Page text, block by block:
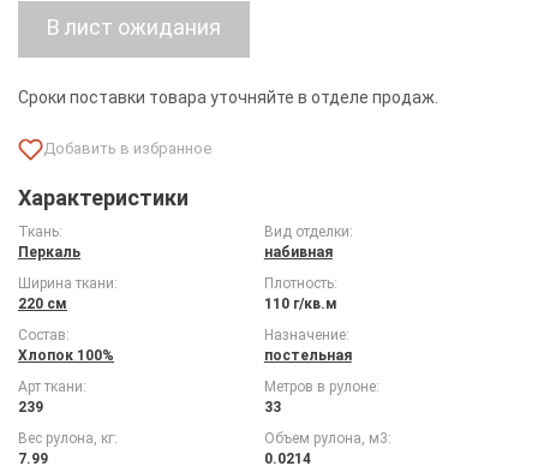
Сроки поставки товара уточняйте в отделе продаж.
Характеристики
Ткань:
Перкаль
Вид отделки:
набивная
Ширина ткани:
220 см
Плотность:
110 г/кв.м
Состав:
Хлопок 100%
Назначение:
постельная
Арт ткани:
239
Метров в рулоне:
33
Вес рулона, кг:
7.99
Объем рулона, м3:
0.0214